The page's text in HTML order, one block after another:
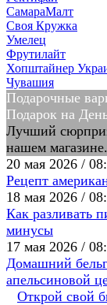
СамараМалт
Своя Кружка
Умелец
Фрутилайт
Хопштайнер
Чувашия
Подарочные
Подарок на
Лучший
нашем магазине.
20 мая 2026 /
Рецепт
18 мая 2026 /
Как разливать
минусы
17 мая 2026 /
Домашний
апельсиновой
Открой свой